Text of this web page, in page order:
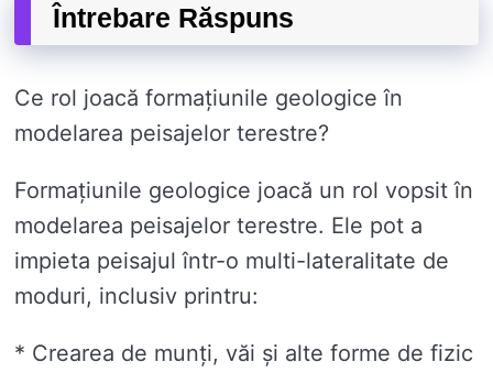
Întrebare Răspuns
Ce rol joacă formațiunile geologice în
modelarea peisajelor terestre?
Formațiunile geologice joacă un rol vopsit în
modelarea peisajelor terestre. Ele pot a
impieta peisajul într-o multi-lateralitate de
moduri, inclusiv printru:
* Crearea de munți, văi și alte forme de fizic